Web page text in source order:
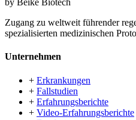
by Beike Biotech
Zugang zu weltweit führender
spezialisierten medizinischen
Unternehmen
+ Erkrankungen
+ Fallstudien
+ Erfahrungsberichte
+ Video-Erfahrungsberichte